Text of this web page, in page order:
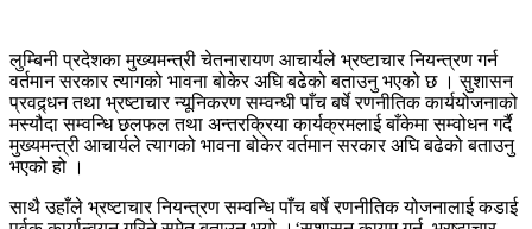
लुम्बिनी प्रदेशका मुख्यमन्त्री चेतनारायण आचार्यले भ्रष्टाचार नियन्त्रण गर्न
वर्तमान सरकार त्यागको भावना बोकेर अघि बढेको बताउनु भएको छ । सुशासन
प्रवद्र्धन तथा भ्रष्टाचार न्यूनिकरण सम्वन्धी पाँच बर्षे रणनीतिक कार्ययोजनाको
मस्यौदा सम्वन्धि छलफल तथा अन्तरक्रिया कार्यक्रमलाई बाँकेमा सम्वोधन गर्दै
मुख्यमन्त्री आचार्यले त्यागको भावना बोकेर वर्तमान सरकार अघि बढेको बताउनु
भएको हो ।
साथै उहाँले भ्रष्टाचार नियन्त्रण सम्वन्धि पाँच बर्षे रणनीतिक योजनालाई कडाई